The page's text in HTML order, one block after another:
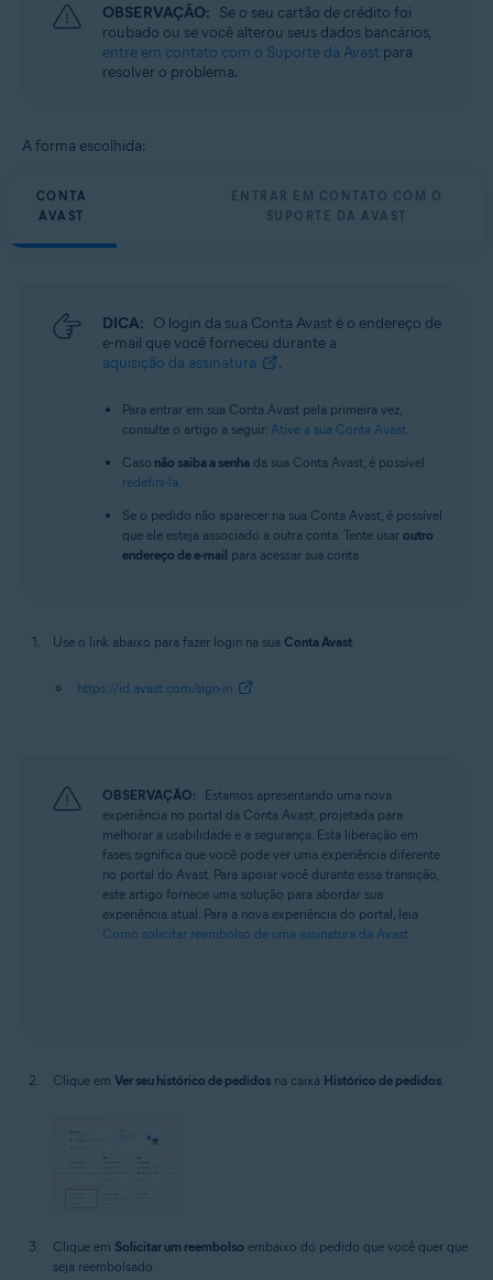
OBSERVAÇÃO: Se o seu cartão de crédito foi
roubado ou se você alterou seus dados bancários,
entre em contato com o Suporte da Avast para
resolver o problema.
A forma escolhida:
CONTA
AVAST
ENTRAR EM CONTATO COM O
SUPORTE DA AVAST
DICA: O login da sua Conta Avast é o endereço de
e-mail que você forneceu durante a
aquisição da assinatura
.
Para entrar em sua Conta Avast pela primeira vez,
consulte o artigo a seguir: Ative a sua Conta Avast.
Caso não saiba a senha da sua Conta Avast, é possível
redefini-la.
Se o pedido não aparecer na sua Conta Avast, é possível
que ele esteja associado a outra conta. Tente usar outro
endereço de e-mail para acessar sua conta.
Use o link abaixo para fazer login na sua Conta Avast:
https://id.avast.com/sign-in
OBSERVAÇÃO:
Estamos apresentando uma nova
experiência no portal da Conta Avast, projetada para
melhorar a usabilidade e a segurança. Esta liberação em
fases significa que você pode ver uma experiência diferente
no portal do Avast. Para apoiar você durante essa transição,
este artigo fornece uma solução para abordar sua
experiência atual. Para a nova experiência do portal, leia
Como solicitar reembolso de uma assinatura da Avast.
Clique em Ver seu histórico de pedidos na caixa Histórico de pedidos.
Clique em Solicitar um reembolso embaixo do pedido que você quer que
seja reembolsado.